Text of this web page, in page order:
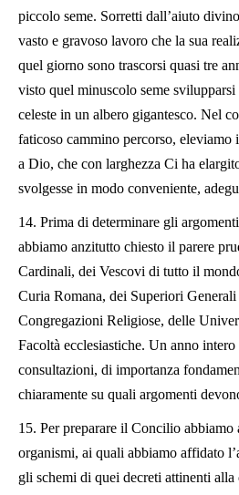
piccolo seme. Sorretti dall’aiuto
vasto e gravoso lavoro che la sua
quel giorno sono trascorsi quasi tre
visto quel minuscolo seme
celeste in un albero gigantesco. Nel
faticoso cammino percorso,
a Dio, che con larghezza Ci ha
svolgesse in modo conveniente,
14. Prima di determinare gli
abbiamo anzitutto chiesto il parere
Cardinali, dei Vescovi di tutto il
Curia Romana, dei Superiori
Congregazioni Religiose, delle
Facoltà ecclesiastiche. Un anno intero
consultazioni, di importanza
chiaramente su quali argomenti
15. Per preparare il Concilio
organismi, ai quali abbiamo affidato
gli schemi di quei decreti attinenti